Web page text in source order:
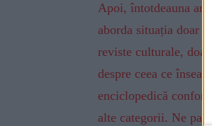
Apoi, întotdeauna
aborda situația doar
reviste culturale,
despre ceea ce
enciclopedică
alte categorii. Ne